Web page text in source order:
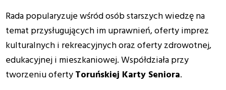
Rada popularyzuje wśród osób starszych wiedzę na
temat przysługujących im uprawnień, oferty imprez
kulturalnych i rekreacyjnych oraz oferty zdrowotnej,
edukacyjnej i mieszkaniowej. Współdziała przy
tworzeniu ofertyToruńskiej Karty Seniora.